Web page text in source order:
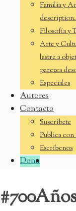
Familia y
Filosofía y
Arte y
lastre a
parezca
Especiales
Autores
Contacto
Suscríbete
Publica
Escríbenos
Dona